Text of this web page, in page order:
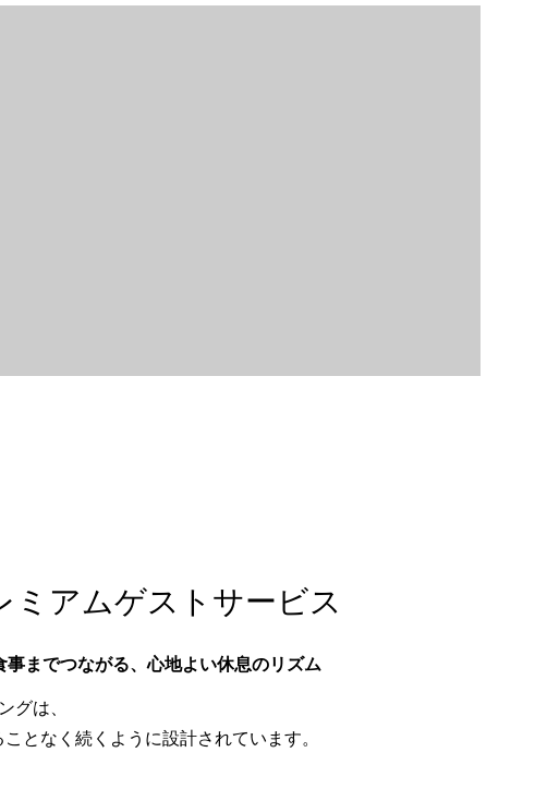
ミアムゲストサービス
事までつながる、心地よい休息のリズム
グは、
となく続くように設計されています。